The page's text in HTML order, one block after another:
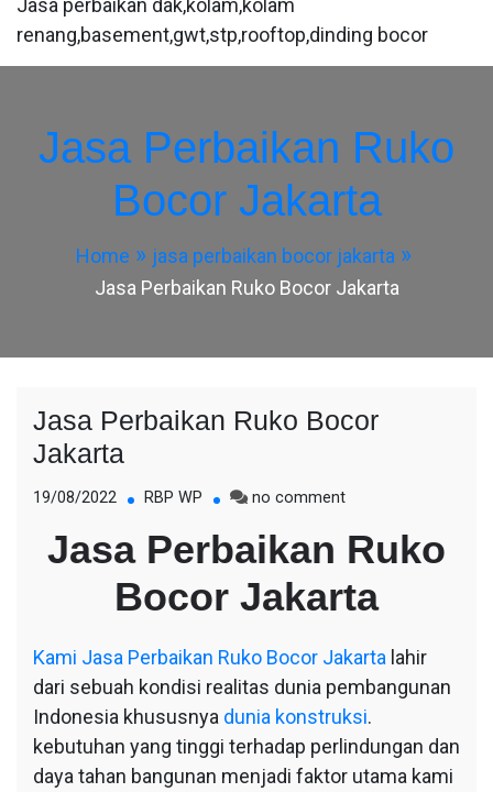
renang,basement,gwt,stp,rooftop,dinding bocor
Jasa Perbaikan Ruko
Bocor Jakarta
Home
jasa perbaikan bocor jakarta
Jasa Perbaikan Ruko Bocor Jakarta
Jasa Perbaikan Ruko Bocor
Jakarta
19/08/2022 RBP WP no commenton
Perbaikan
Ruko
Bocor
Jakarta
Jasa Perbaikan Ruko
Bocor Jakarta
Kami Jasa Perbaikan Ruko Bocor Jakarta lahir
dari sebuah kondisi realitas dunia pembangunan
Indonesia khususnya dunia konstruksi.
kebutuhan yang tinggi terhadap perlindungan dan
daya tahan bangunan menjadi faktor utama kami